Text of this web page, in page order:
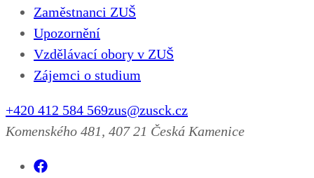
Zaměstnanci ZUŠ
Upozornění
Vzdělávací obory v ZUŠ
Zájemci o studium
+420 412 584 569zus@zusck.cz
Komenského 481, 407 21 Česká Kamenice